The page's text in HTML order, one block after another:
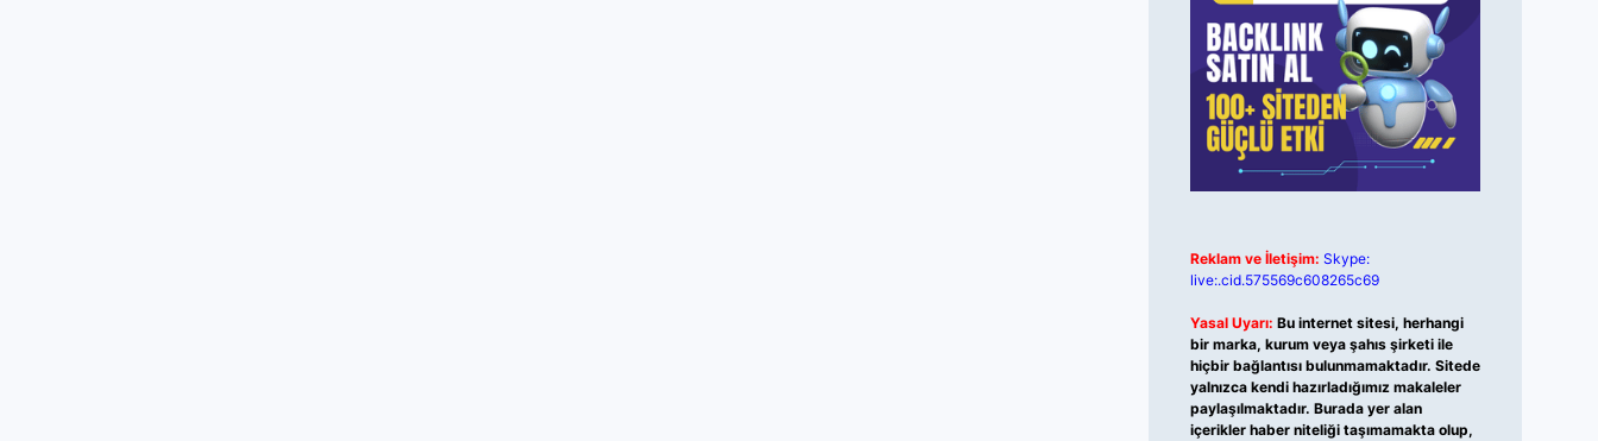
Reklam ve İletişim: Skype:
live:.cid.575569c608265c69
Yasal Uyarı: Bu internet sitesi, herhangi
bir marka, kurum veya şahıs şirketi ile
hiçbir bağlantısı bulunmamaktadır. Sitede
yalnızca kendi hazırladığımız makaleler
paylaşılmaktadır. Burada yer alan
içerikler haber niteliği taşımamakta olup,